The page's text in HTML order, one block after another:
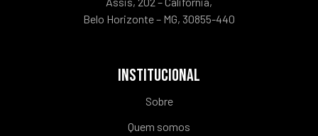
Belo Horizonte – MG, 30855-440
INSTITUCIONAL
Sobre
Quem somos